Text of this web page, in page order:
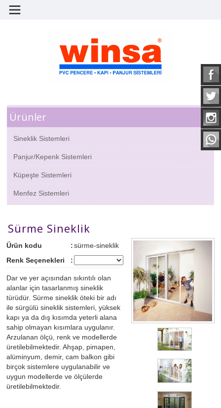
Ürünler
Sineklik Sistemleri
Panjur/Kepenk Sistemleri
Küpeşte Sistemleri
Menfez Sistemleri
Sürme Sineklik
Ürün kodu : sürme-sineklik
Renk Seçenekleri
:
Dar ve yer açısından sıkıntılı olan
alanlar için tasarlanmış sineklik
türüdür. Sürme sineklik öteki bir adı
ilesürgülü sinekliksistemleri, yüksek
kapı ya da dış kısımda yeterli alana
sahip olmayan kısımlara uygulanır.
Arzulanan ölçü, renk ve modellerde
üretilebilmektedir. Ahşap, pimapen
alüminyum, demir,cam balkon gibi
birçok sistemlere uygulanabilir ve
uygun modellerde ve ölçülerde
üretilebilmektedir.